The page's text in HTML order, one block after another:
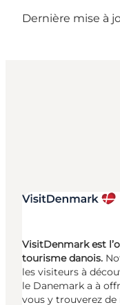
Dernière mise à
VisitDenmark est
tourisme danois.
les visiteurs à
le Danemark a à
vous y trouverez de